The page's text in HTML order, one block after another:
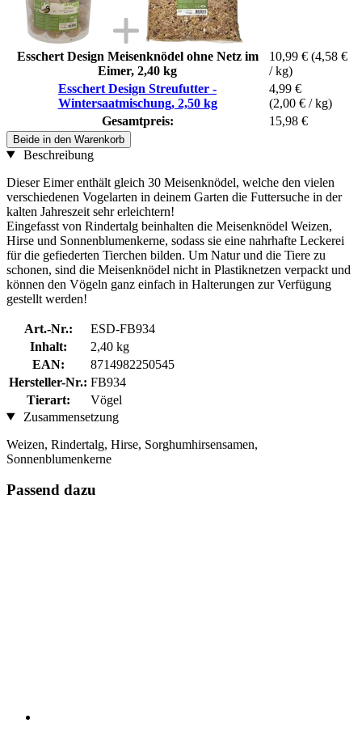
Esschert Design Meisenknödel ohne Netz im
Eimer, 2,40 kg
10,99 € (4,58 €
/ kg)
Esschert Design Streufutter -
Wintersaatmischung, 2,50 kg
4,99 €
(2,00 € / kg)
Gesamtpreis:
15,98 €
Beide in den Warenkorb
Beschreibung
Dieser Eimer enthält gleich 30 Meisenknödel, welche den vielen
verschiedenen Vogelarten in deinem Garten die Futtersuche in der
kalten Jahreszeit sehr erleichtern!
Eingefasst von Rindertalg beinhalten die Meisenknödel Weizen,
Hirse und Sonnenblumenkerne, sodass sie eine nahrhafte Leckerei
für die gefiederten Tierchen bilden. Um Natur und die Tiere zu
schonen, sind die Meisenknödel nicht in Plastiknetzen verpackt und
können den Vögeln ganz einfach in Halterungen zur Verfügung
gestellt werden!
Art.-Nr.:
ESD-FB934
Inhalt:
2,40 kg
EAN:
8714982250545
Hersteller-Nr.: FB934
Tierart:
Vögel
Zusammensetzung
Weizen, Rindertalg, Hirse, Sorghumhirsensamen,
Sonnenblumenkerne
Passend dazu